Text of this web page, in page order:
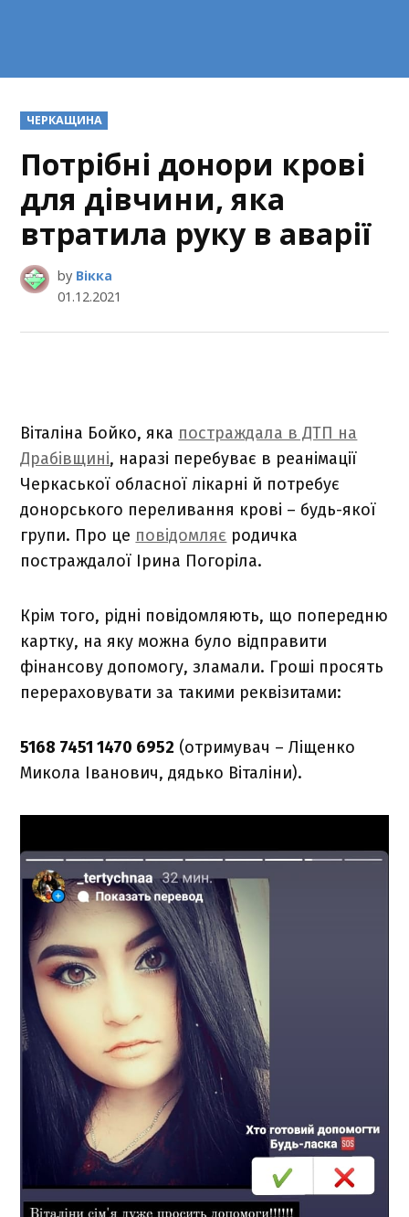
POSTED
IN
ЧЕРКАЩИНА
Потрібні донори крові
для дівчини, яка
втратила руку в аварії
by Вікка
01.12.2021
Віталіна Бойко, яка постраждала в ДТП на
Драбівщині, наразі перебуває в реанімації
Черкаської обласної лікарні й потребує
донорського переливання крові – будь-якої
групи. Про це повідомляє родичка
постраждалої Ірина Погоріла.
Крім того, рідні повідомляють, що попередню
картку, на яку можна було відправити
фінансову допомогу, зламали. Гроші просять
перераховувати за такими реквізитами:
5168 7451 1470 6952 (отримувач – Ліщенко
Микола Іванович, дядько Віталіни).